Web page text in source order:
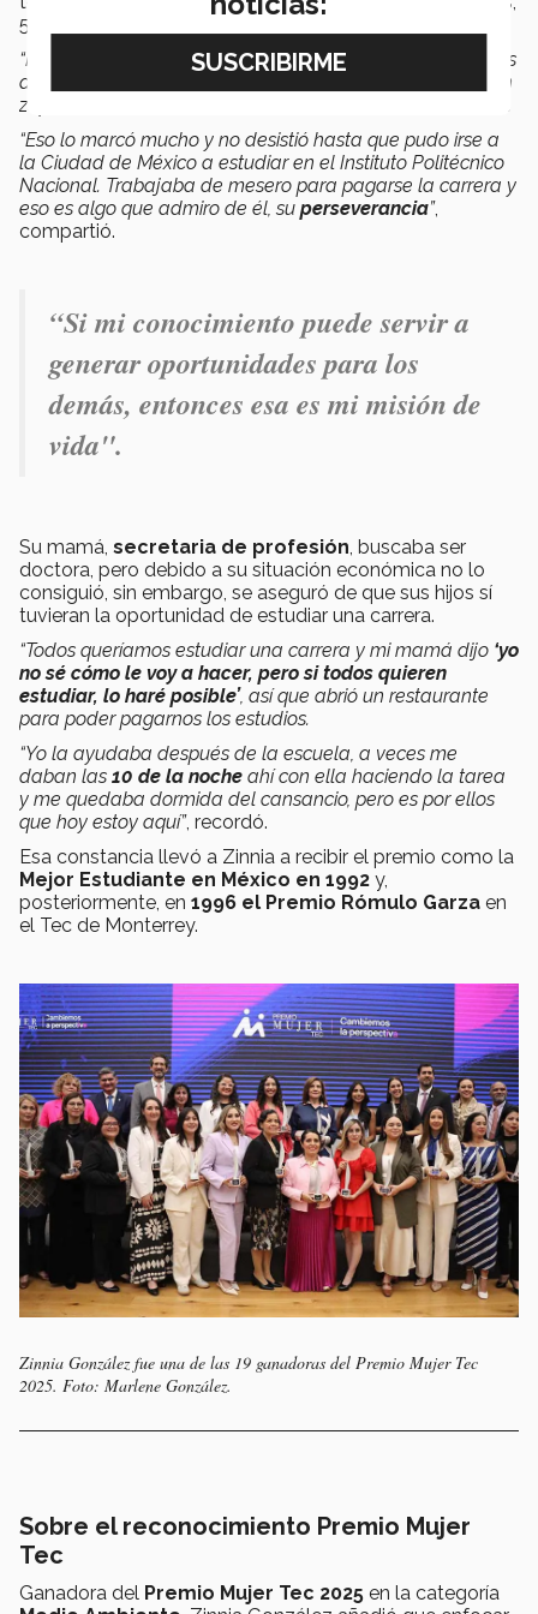
5 mujeres y un hombre.
“Mi papá nos cuenta que, cuando era niño, algunos de sus
amigos se fueron a la Ciudad de México y regresaron con
zapatos nuevos, como si la ciudad los hubiera
.
“Eso lo marcó mucho y no desistió hasta que pudo irse a
la Ciudad de México a estudiar en el Instituto Politécnico
Nacional. Trabajaba de mesero para pagarse la carrera y
eso es algo que admiro de él, su perseverancia”,
compartió.
“Si mi conocimiento puede servir a
generar oportunidades para los
demás, entonces esa es mi misión de
vida".
Su mamá, secretaria de profesión, buscaba ser
doctora, pero debido a su situación económica no lo
consiguió, sin embargo, se aseguró de que sus hijos sí
tuvieran la oportunidad de estudiar una carrera.
“Todos queríamos estudiar una carrera y mi mamá dijo ‘yo
no sé cómo le voy a hacer, pero si todos quieren
estudiar, lo haré posible’, así que abrió un restaurante
para poder pagarnos los estudios.
“Yo la ayudaba después de la escuela, a veces me
daban las 10 de la noche ahí con ella haciendo la tarea
y me quedaba dormida del cansancio, pero es por ellos
que hoy estoy aquí”, recordó.
Esa constancia llevó a Zinnia a recibir el premio como la
Mejor Estudiante en México en 1992 y,
posteriormente, en 1996 el Premio Rómulo Garza en
el Tec de Monterrey.
Zinnia González fue una de las 19 ganadoras del Premio Mujer Tec
2025. Foto: Marlene González.
Sobre el reconocimiento Premio Mujer
Tec
Ganadora del Premio Mujer Tec 2025 en la categoría